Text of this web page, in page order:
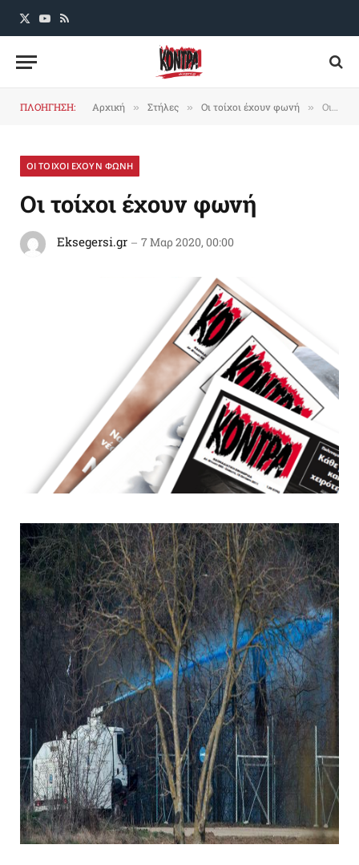
X
YouTube
RSS
ΠΛΟΗΓΗΣΗ: Αρχική » Στήλες » Οι τοίχοι έχουν φωνή » Οι τοίχοι έχουν φωνή
ΟΙ ΤΟΙΧΟΙ ΕΧΟΥΝ ΦΩΝΗ
Οι τοίχοι έχουν φωνή
Eksegersi.gr 7 Μαρ 2020, 00:00